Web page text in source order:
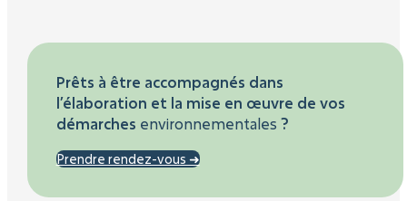
Prêts à être accompagnés dans
l’élaboration et la mise en œuvre de vos
démarches environnementales ?
Prendre rendez-vous ➜